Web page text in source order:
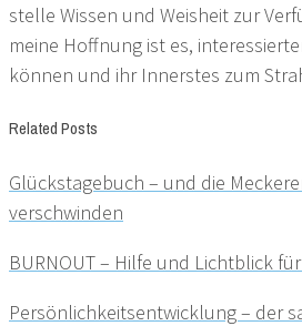
stelle Wissen und Weisheit zur
meine Hoffnung ist es,
können und ihr Innerstes zum
Related Posts
Glückstagebuch – und die
verschwinden
BURNOUT – Hilfe und Lichtblick
Persönlichkeitsentwicklung – der